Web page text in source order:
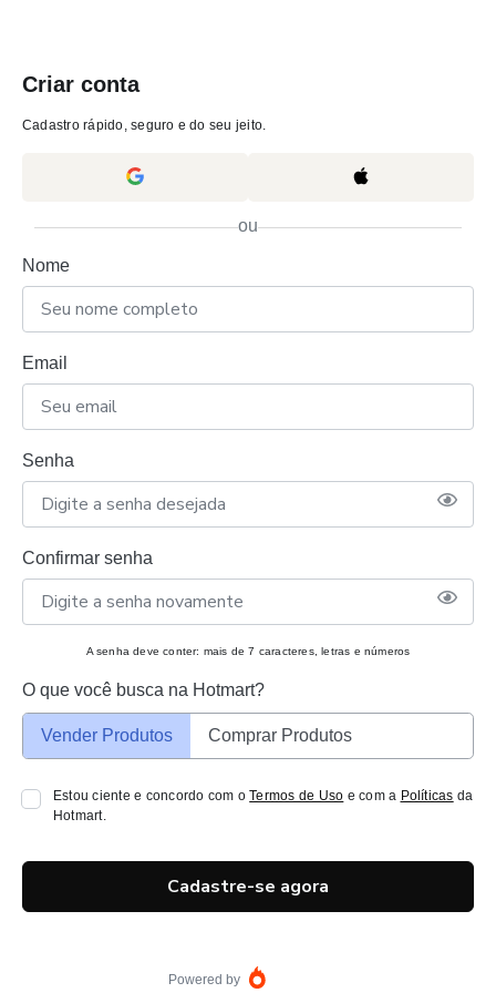
Criar conta
Cadastro rápido, seguro e do seu jeito.
ou
Nome
Email
Senha
Confirmar senha
A senha deve conter: mais de 7 caracteres, letras e números
O que você busca na Hotmart?
Vender Produtos Comprar Produtos
Estou ciente e concordo com oTermos de Uso e com a Políticas da
Hotmart.
Cadastre-se agora
Powered by